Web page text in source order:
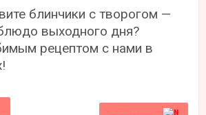
блинчики с творогом —
выходного дня?
рецептом с нами в